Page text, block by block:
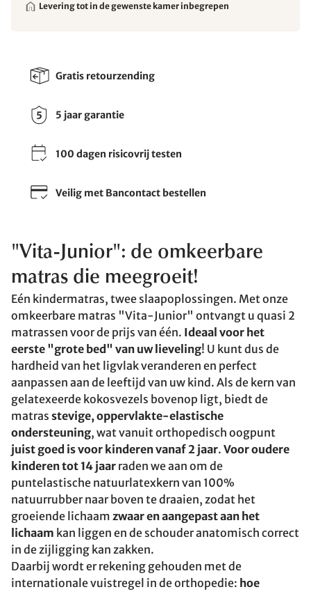
Levering tot in de gewenste kamer inbegrepen
Gratis retourzending
5 jaar garantie
100 dagen risicovrij testen
Veilig met Bancontact bestellen
"Vita-Junior": de omkeerbare
matras die meegroeit!
Eén kindermatras, twee slaapoplossingen. Met onze
omkeerbare matras "Vita-Junior" ontvangt u quasi 2
matrassen voor de prijs van één. Ideaal voor het
eerste "grote bed" van uw lieveling! U kunt dus de
hardheid van het ligvlak veranderen en perfect
aanpassen aan de leeftijd van uw kind. Als de kern van
gelatexeerde kokosvezels bovenop ligt, biedt de
matras stevige, oppervlakte-elastische
ondersteuning, wat vanuit orthopedisch oogpunt
juist goed is voor kinderen vanaf 2 jaar. Voor oudere
kinderen tot 14 jaar raden we aan om de
puntelastische natuurlatexkern van 100%
natuurrubber naar boven te draaien, zodat het
groeiende lichaam zwaar en aangepast aan het
lichaam kan liggen en de schouder anatomisch correct
in de zijligging kan zakken.
Daarbij wordt er rekening gehouden met de
internationale vuistregel in de orthopedie: hoe